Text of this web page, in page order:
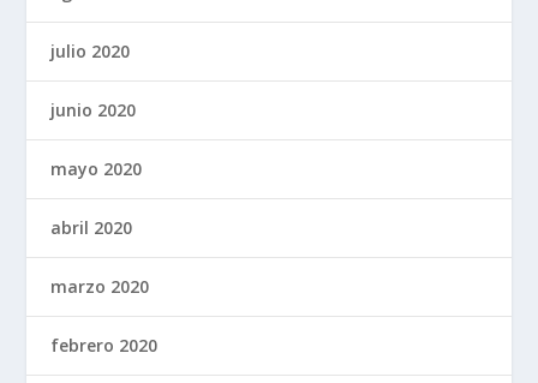
julio 2020
junio 2020
mayo 2020
abril 2020
marzo 2020
febrero 2020